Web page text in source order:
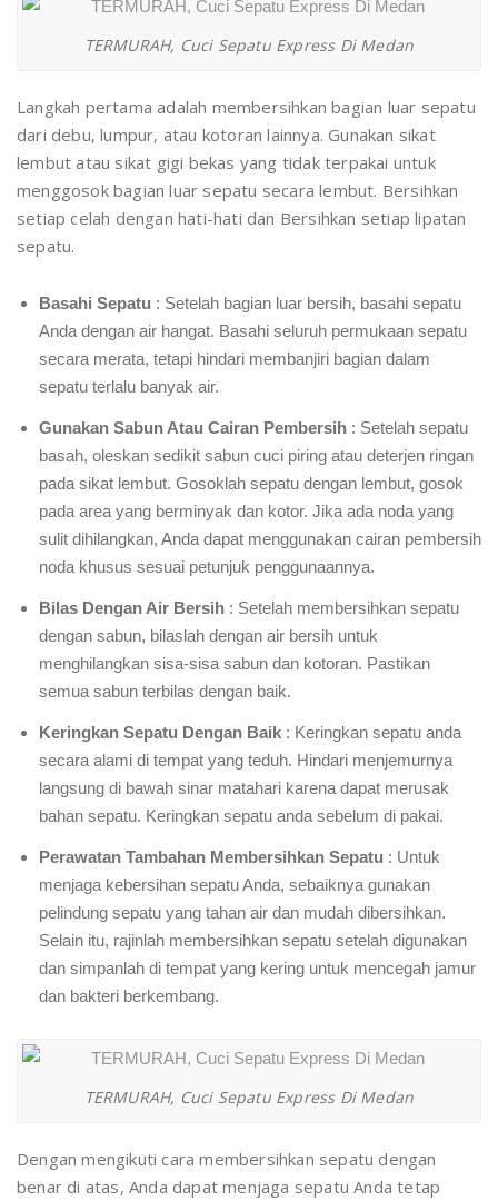
TERMURAH, Cuci Sepatu Express Di Medan
Langkah pertama adalah membersihkan bagian luar sepatu
dari debu, lumpur, atau kotoran lainnya. Gunakan sikat
lembut atau sikat gigi bekas yang tidak terpakai untuk
menggosok bagian luar sepatu secara lembut. Bersihkan
setiap celah dengan hati-hati dan Bersihkan setiap lipatan
sepatu.
Basahi Sepatu : Setelah bagian luar bersih, basahi sepatu
Anda dengan air hangat. Basahi seluruh permukaan sepatu
secara merata, tetapi hindari membanjiri bagian dalam
sepatu terlalu banyak air.
Gunakan Sabun Atau Cairan Pembersih : Setelah sepatu
basah, oleskan sedikit sabun cuci piring atau deterjen ringan
pada sikat lembut. Gosoklah sepatu dengan lembut, gosok
pada area yang berminyak dan kotor. Jika ada noda yang
sulit dihilangkan, Anda dapat menggunakan cairan pembersih
noda khusus sesuai petunjuk penggunaannya.
Bilas Dengan Air Bersih : Setelah membersihkan sepatu
dengan sabun, bilaslah dengan air bersih untuk
menghilangkan sisa-sisa sabun dan kotoran. Pastikan
semua sabun terbilas dengan baik.
Keringkan Sepatu Dengan Baik : Keringkan sepatu anda
secara alami di tempat yang teduh. Hindari menjemurnya
langsung di bawah sinar matahari karena dapat merusak
bahan sepatu. Keringkan sepatu anda sebelum di pakai.
Perawatan Tambahan Membersihkan Sepatu : Untuk
menjaga kebersihan sepatu Anda, sebaiknya gunakan
pelindung sepatu yang tahan air dan mudah dibersihkan.
Selain itu, rajinlah membersihkan sepatu setelah digunakan
dan simpanlah di tempat yang kering untuk mencegah jamur
dan bakteri berkembang.
TERMURAH, Cuci Sepatu Express Di Medan
Dengan mengikuti cara membersihkan sepatu dengan
benar di atas, Anda dapat menjaga sepatu Anda tetap